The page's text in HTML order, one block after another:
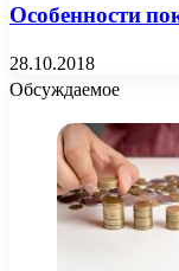
Особенности
28.10.2018
Обсуждаемое